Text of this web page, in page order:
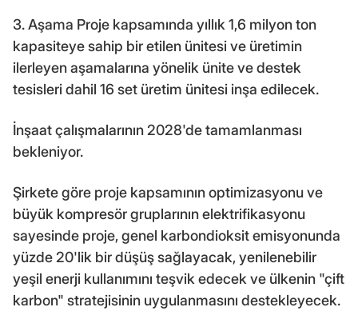
3. Aşama Proje kapsamında yıllık 1,6 milyon ton
kapasiteye sahip bir etilen ünitesi ve üretimin
ilerleyen aşamalarına yönelik ünite ve destek
tesisleri dahil 16 set üretim ünitesi inşa edilecek.
İnşaat çalışmalarının 2028'de tamamlanması
bekleniyor.
Şirkete göre proje kapsamının optimizasyonu ve
büyük kompresör gruplarının elektrifikasyonu
sayesinde proje, genel karbondioksit emisyonunda
yüzde 20'lik bir düşüş sağlayacak, yenilenebilir
yeşil enerji kullanımını teşvik edecek ve ülkenin "çift
karbon" stratejisinin uygulanmasını destekleyecek.